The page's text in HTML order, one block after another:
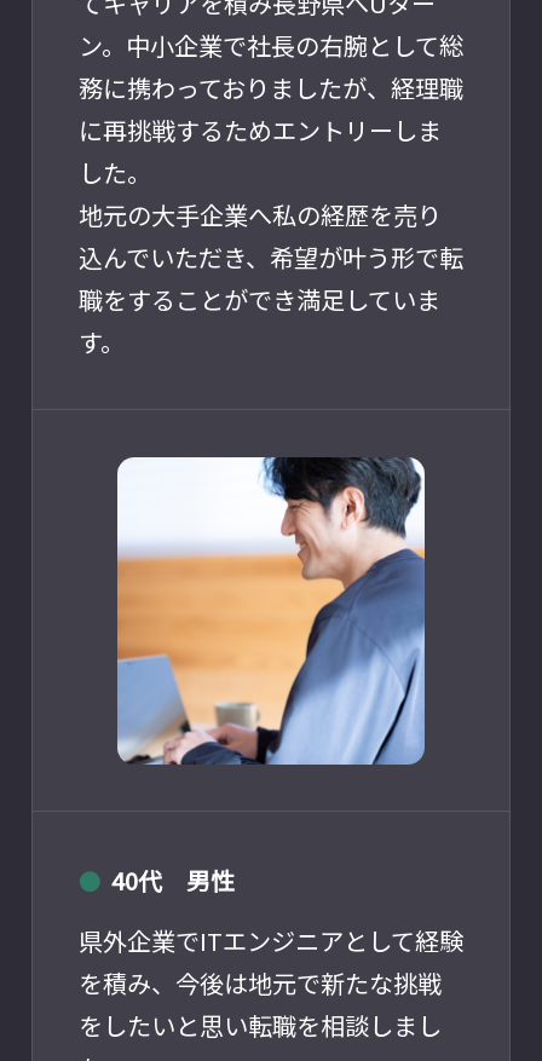
ン。中小企業で社長の右腕として総
務に携わっておりましたが、経理職
に再挑戦するためエントリーしま
した。
地元の大手企業へ私の経歴を売り
込んでいただき、希望が叶う形で転
職をすることができ満足していま
す。
● 40代 男性
県外企業でITエンジニアとして経験
を積み、今後は地元で新たな挑戦
をしたいと思い転職を相談しまし